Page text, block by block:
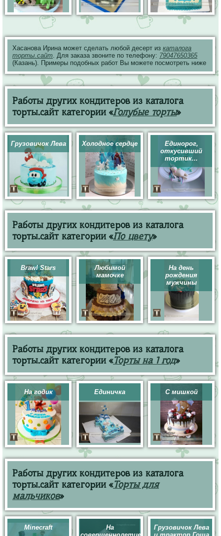
Хасанова Ирина может сделать любой десерт из каталога
торты.сайт . Для заказа звоните по телефону: 79047650365
(Казань). Примеры подобных работ Вы можете посмотреть ниже
Работы других кондитеров из каталога
торты.сайт категории «Голубые торты»
Грузовичок Лева Холодное сердце
Единорог,
откусивший
тортик...
Работы других кондитеров из каталога
торты.сайт категории «По цвету»
Brawl Stars
Любимой
мамочке
На день
рождения
мужчины
Работы других кондитеров из каталога
торты.сайт категории «Торты на 1 год»
На годик Единичка С мишкой
Работы других кондитеров из каталога
торты.сайт категории «Торты для
мальчиков»
Minecraft
На
Грузовичок Лева